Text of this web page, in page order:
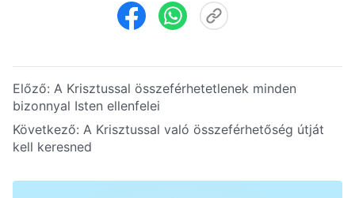
Előző: A Krisztussal összeférhetetlenek minden
bizonnyal Isten ellenfelei
Következő: A Krisztussal való összeférhetőség útját
kell keresned